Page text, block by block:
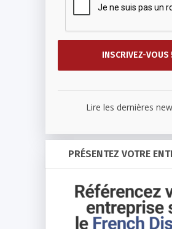
Lire les dernières
PRÉSENTEZ VOTRE